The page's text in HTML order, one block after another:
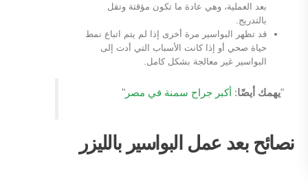
بعد العملية، وهي عادة ما تكون مؤقتة وتقل
بالتدريج.
قد تظهر البواسير مرة أخرى إذا لم يتم اتباع نمط
حياة صحي أو إذا كانت الأسباب التي أدت إلى
البواسير غير معالجة بشكل كامل.
"يهمك أيضًا: أكبر جراح سمنة في مصر "
نصائح بعد عمل البواسير بالليزر